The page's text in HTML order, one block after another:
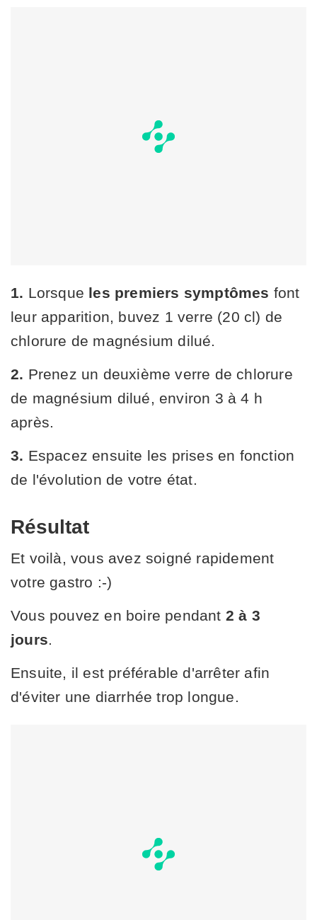
1. Lorsque les premiers symptômes font
leur apparition, buvez 1 verre (20 cl) de
chlorure de magnésium dilué.
2. Prenez un deuxième verre de chlorure
de magnésium dilué, environ 3 à 4 h
après.
3. Espacez ensuite les prises en fonction
de l'évolution de votre état.
Résultat
Et voilà, vous avez soigné rapidement
votre gastro :-)
Vous pouvez en boire pendant 2 à 3
jours.
Ensuite, il est préférable d'arrêter afin
d'éviter une diarrhée trop longue.